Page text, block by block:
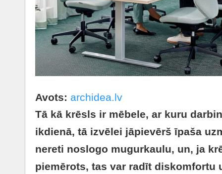
Avots: archidea.lv
Tā kā krēsls ir mēbele, ar kuru
ikdienā, tā izvēlei jāpievērš īpaša
nereti noslogo mugurkaulu, un, ja
piemērots, tas var radīt diskomfortu